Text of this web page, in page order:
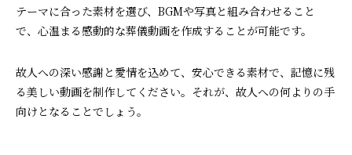
テーマに合った素材を選び、BGMや写真と組み合わせること
で、心温まる感動的な葬儀動画を作成することが可能です。
故人への深い感謝と愛情を込めて、安心できる素材で、記憶に残
る美しい動画を制作してください。それが、故人への何よりの手
向けとなることでしょう。